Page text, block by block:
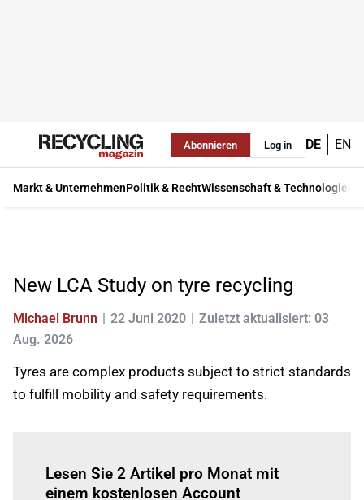
Abonnieren Log in DE EN
Markt & UnternehmenPolitik & RechtWissenschaft & Technologie
New LCA Study on tyre recycling
Michael Brunn 22 Juni 2020
Zuletzt aktualisiert: 03
Aug. 2026
Tyres are complex products subject to strict standards
to fulfill mobility and safety requirements.
Lesen Sie 2 Artikel pro Monat mit
einem kostenlosen Account